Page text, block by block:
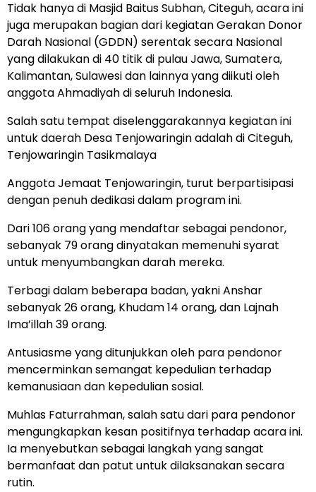
Tidak hanya di Masjid Baitus Subhan, Citeguh, acara ini
juga merupakan bagian dari kegiatan Gerakan Donor
Darah Nasional (GDDN) serentak secara Nasional
yang dilakukan di 40 titik di pulau Jawa, Sumatera,
Kalimantan, Sulawesi dan lainnya yang diikuti oleh
anggota Ahmadiyah di seluruh Indonesia.
Salah satu tempat diselenggarakannya kegiatan ini
untuk daerah Desa Tenjowaringin adalah di Citeguh,
Tenjowaringin Tasikmalaya
Anggota Jemaat Tenjowaringin, turut berpartisipasi
dengan penuh dedikasi dalam program ini.
Dari 106 orang yang mendaftar sebagai pendonor,
sebanyak 79 orang dinyatakan memenuhi syarat
untuk menyumbangkan darah mereka.
Terbagi dalam beberapa badan, yakni Anshar
sebanyak 26 orang, Khudam 14 orang, dan Lajnah
Ima’illah 39 orang.
Antusiasme yang ditunjukkan oleh para pendonor
mencerminkan semangat kepedulian terhadap
kemanusiaan dan kepedulian sosial.
Muhlas Faturrahman, salah satu dari para pendonor
mengungkapkan kesan positifnya terhadap acara ini.
Ia menyebutkan sebagai langkah yang sangat
bermanfaat dan patut untuk dilaksanakan secara
rutin.